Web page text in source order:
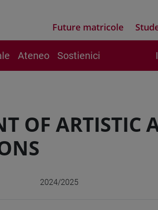
Future matricole
Ateneo Sostienici
OF ARTISTIC
2024/2025